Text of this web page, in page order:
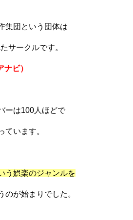
集団という団体は
サークルです。
ビ）
ーは100人ほどで
ています。
う娯楽のジャンルを
のが始まりでした。